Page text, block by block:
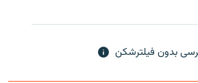
بدون فیلترشکن